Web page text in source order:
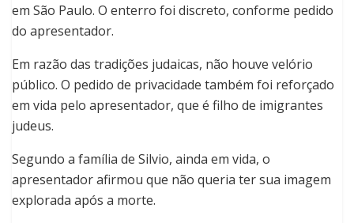
em São Paulo. O enterro foi discreto, conforme pedido
do apresentador.
Em razão das tradições judaicas, não houve velório
público. O pedido de privacidade também foi reforçado
em vida pelo apresentador, que é filho de imigrantes
judeus.
Segundo a família de Silvio, ainda em vida, o
apresentador afirmou que não queria ter sua imagem
explorada após a morte.